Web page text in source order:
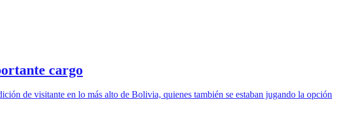
cargo
de visitante en lo más alto de Bolivia, quienes también se estaban jugando la opción